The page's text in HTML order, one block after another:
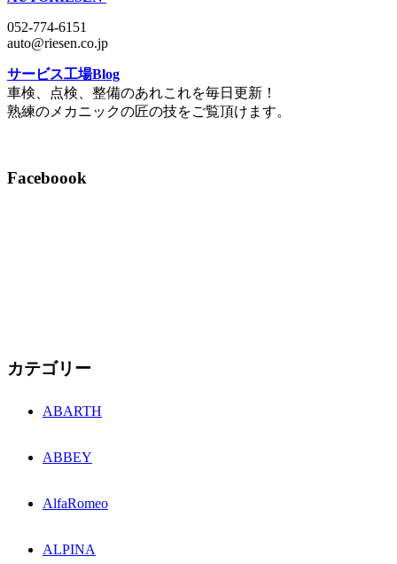
052-774-6151
auto@riesen.co.jp
サービス工場Blog
車検、点検、整備のあれこれを毎日更新！
熟練のメカニックの匠の技をご覧頂けます。
Faceboook
カテゴリー
ABARTH
ABBEY
AlfaRomeo
ALPINA